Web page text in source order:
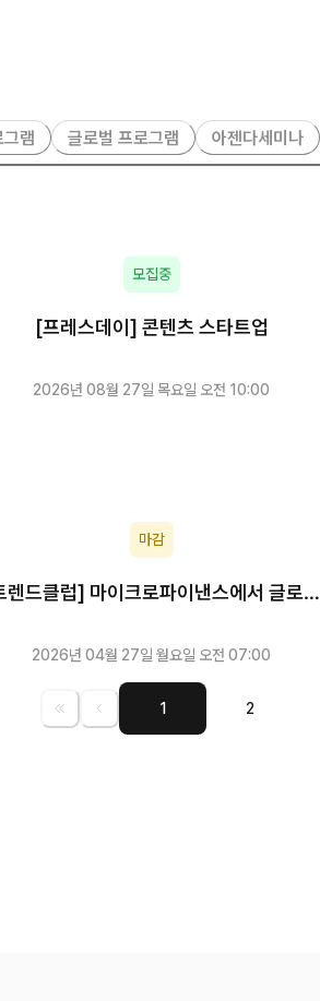
램 글로벌 프로그램 아젠다세미나
모집중
[프레스데이] 콘텐츠 스타트업
2026년 08월 27일 목요일 오전 10:00
마감
렌드클럽] 마이크로파이낸스에서 글로벌
2026년 04월 27일 월요일 오전 07:00
1 2